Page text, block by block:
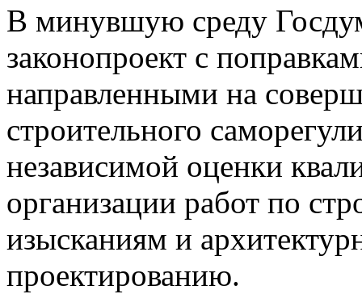
В минувшую среду
законопроект с
направленными на
строительного
независимой оценки
организации работ по
изысканиям и
проектированию.